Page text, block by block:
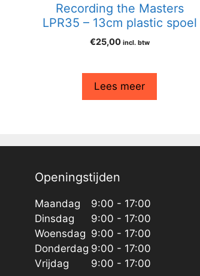
Recording the Masters
LPR35 – 13cm plastic spoel
€25,00 incl. btw
Lees meer
Openingstijden
Maandag
Dinsdag
Woensdag
Donderdag
Vrijdag
9:00 - 17:00
9:00 - 17:00
9:00 - 17:00
9:00 - 17:00
9:00 - 17:00